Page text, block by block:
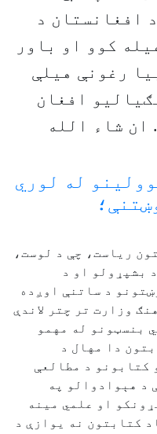
افغانستان د
کوو او باور
رغونې هیلې
افغان
ان شاء الله
له لوري
ریاست، چې د لوست،
بشپړولو او د
د ساتنې اوږده
وزارت تر چتر لاندې
بنسټونو له مهمو
دا مهال د
کتابونو د مطالعې
د هېوادوالو په
او علمي مینه‌
کتابتون نه یوازې د